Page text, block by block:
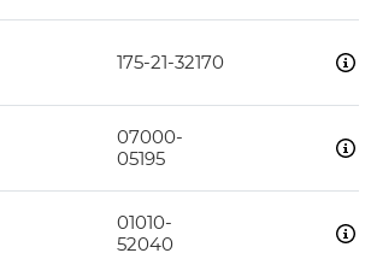
175-21-32170
07000-
05195
01010-
52040